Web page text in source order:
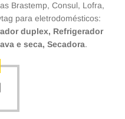
Brastemp, Consul, Lofra,
para eletrodomésticos:
duplex, Refrigerador
e seca, Secadora.